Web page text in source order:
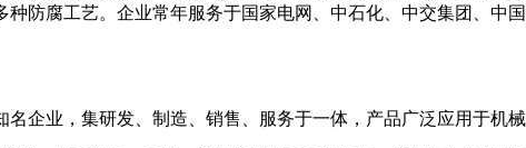
防腐工艺。企业常年服务于国家电网、中石化、中交集团、中
业，集研发、制造、销售、服务于一体，产品广泛应用于机械